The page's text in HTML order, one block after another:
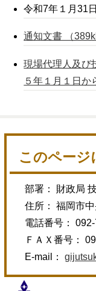
令和7年１月31
通知文書 （
現場代理人及び
５年１月１日か
このページ
部署： 財政局
住所： 福岡市
電話番号：
ＦＡＸ番号：
E-mail：